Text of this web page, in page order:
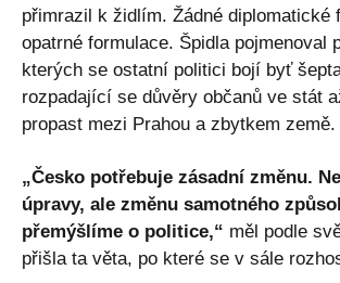
přimrazil k židlím. Žádné diplomatické
opatrné formulace. Špidla pojmenoval
kterých se ostatní politici bojí byť
rozpadající se důvěry občanů ve stát
propast mezi Prahou a zbytkem země.
„Česko potřebuje zásadní změnu.
úpravy, ale změnu samotného
přemýšlíme o politice,“ měl podle
přišla ta věta, po které se v sále